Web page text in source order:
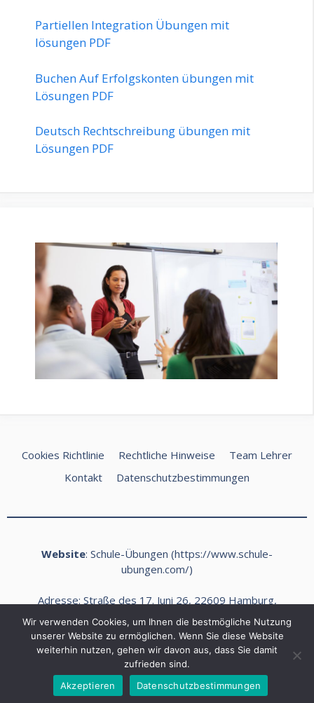
Partiellen Integration Übungen mit
lösungen PDF
Buchen Auf Erfolgskonten übungen mit
Lösungen PDF
Deutsch Rechtschreibung übungen mit
Lösungen PDF
Cookies Richtlinie Rechtliche Hinweise
Team Lehrer
Kontakt
Datenschutzbestimmungen
Website: Schule-Übungen (https://www.schule-
ubungen.com/)
Adresse: Straße des 17. Juni 26, 22609 Hamburg,
Deutschland
E-Mail: kontakt@schule-ubungen.com
Telefon: +49 (0) 40 468989 Fax: +49 (0) 40 468990
2026 Schule Ubungen ©
Wir verwenden Cookies, um Ihnen die bestmögliche Nutzung
unserer Website zu ermöglichen. Wenn Sie diese Website
weiterhin nutzen, gehen wir davon aus, dass Sie damit
zufrieden sind.
Akzeptieren
Datenschutzbestimmungen